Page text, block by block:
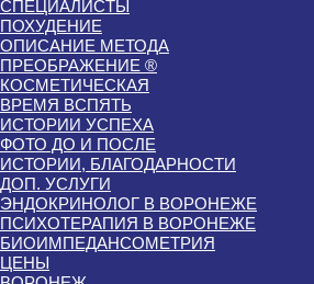
СПЕЦИАЛИСТЫ
ПОХУДЕНИЕ
ОПИСАНИЕ МЕТОДА
ПРЕОБРАЖЕНИЕ ®
КОСМЕТИЧЕСКАЯ
ВРЕМЯ ВСПЯТЬ
ИСТОРИИ УСПЕХА
ФОТО ДО И ПОСЛЕ
ИСТОРИИ, БЛАГОДАРНОСТИ
ДОП. УСЛУГИ
ЭНДОКРИНОЛОГ В ВОРОНЕЖЕ
ПСИХОТЕРАПИЯ В ВОРОНЕЖЕ
БИОИМПЕДАНСОМЕТРИЯ
ЦЕНЫ